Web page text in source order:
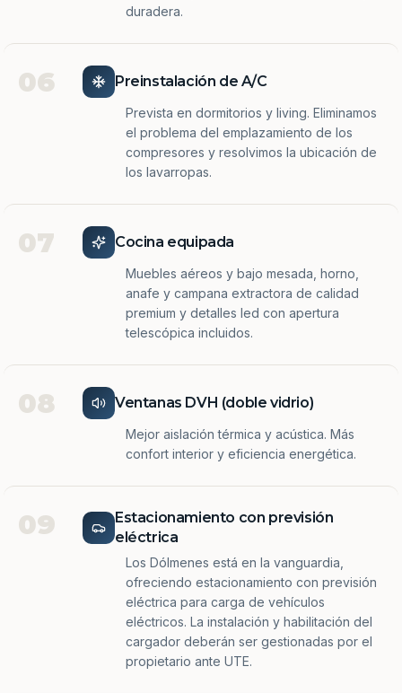
duradera.
06 Preinstalación de A/C
Prevista en dormitorios y living. Eliminamos
el problema del emplazamiento de los
compresores y resolvimos la ubicación de
los lavarropas.
07 Cocina equipada
Muebles aéreos y bajo mesada, horno,
anafe y campana extractora de calidad
premium y detalles led con apertura
telescópica incluidos.
08 Ventanas DVH (doble vidrio)
Mejor aislación térmica y acústica. Más
confort interior y eficiencia energética.
09
Estacionamiento con previsión
eléctrica
Los Dólmenes está en la vanguardia,
ofreciendo estacionamiento con previsión
eléctrica para carga de vehículos
eléctricos. La instalación y habilitación del
cargador deberán ser gestionadas por el
propietario ante UTE.